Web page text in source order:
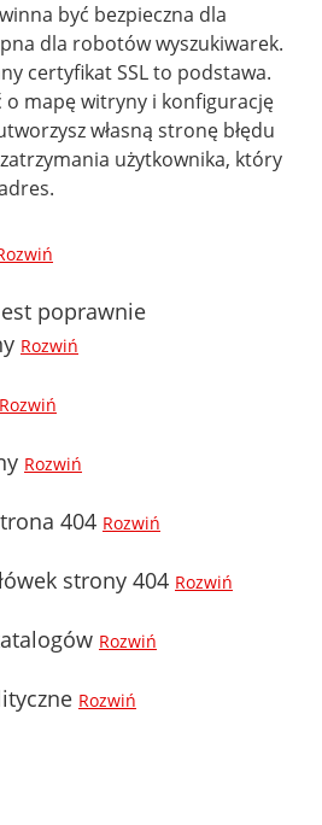
być bezpieczna dla
dla robotów wyszukiwarek.
certyfikat SSL to podstawa.
o mapę witryny i konfigurację
własną stronę błędu
użytkownika, który
poprawnie
Rozwiń
Rozwiń
Rozwiń
404 Rozwiń
strony 404 Rozwiń
Rozwiń
Rozwiń